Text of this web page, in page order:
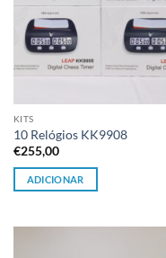
KITS
10 Relógios KK9908
€255,00
ADICIONAR